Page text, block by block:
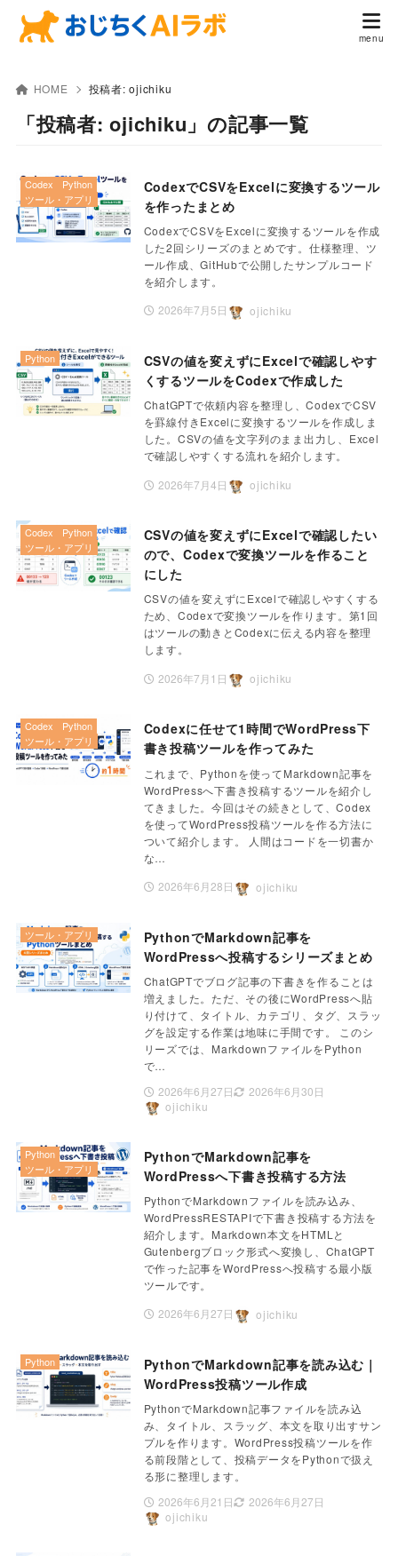
HOME 投稿者:ojichiku
「投稿者: ojichiku」の記事一覧
CodexでCSVをExcelに変換するツール
を作ったまとめ
CodexでCSVをExcelに変換するツールを作成
した2回シリーズのまとめです。仕様整理、ツ
ール作成、GitHubで公開したサンプルコード
を紹介します。
2026年7月5日
Codex
Python
ツール・アプリ
ojichiku
CSVの値を変えずにExcelで確認しやす
くするツールをCodexで作成した
ChatGPTで依頼内容を整理し、CodexでCSV
を罫線付きExcelに変換するツールを作成しま
した。CSVの値を文字列のまま出力し、Excel
で確認しやすくする流れを紹介します。
2026年7月4日
Python
ojichiku
CSVの値を変えずにExcelで確認したい
ので、Codexで変換ツールを作ること
にした
CSVの値を変えずにExcelで確認しやすくする
ため、Codexで変換ツールを作ります。第1回
はツールの動きとCodexに伝える内容を整理
します。
2026年7月1日
Codex
Python
ツール・アプリ
ojichiku
Codexに任せて1時間でWordPress下
書き投稿ツールを作ってみた
これまで、Pythonを使ってMarkdown記事を
WordPressへ下書き投稿するツールを紹介し
てきました。今回はその続きとして、Codex
を使ってWordPress投稿ツールを作る方法に
ついて紹介します。 人間はコードを一切書か
な…
2026年6月28日
Codex
Python
ツール・アプリ
ojichiku
PythonでMarkdown記事を
WordPressへ投稿するシリーズまとめ
ChatGPTでブログ記事の下書きを作ることは
増えました。ただ、その後にWordPressへ貼
り付けて、タイトル、カテゴリ、タグ、スラッ
グを設定する作業は地味に手間です。 このシ
リーズでは、MarkdownファイルをPython
で…
2026年6月27日
2026年6月30日
ツール・アプリ
ojichiku
PythonでMarkdown記事を
WordPressへ下書き投稿する方法
PythonでMarkdownファイルを読み込み、
WordPressRESTAPIで下書き投稿する方法を
紹介します。Markdown本文をHTMLと
Gutenbergブロック形式へ変換し、ChatGPT
で作った記事をWordPressへ投稿する最小版
ツールです。
2026年6月27日
Python
ツール・アプリ
ojichiku
PythonでMarkdown記事を読み込む｜
WordPress投稿ツール作成
PythonでMarkdown記事ファイルを読み込
み、タイトル、スラッグ、本文を取り出すサン
プルを作ります。WordPress投稿ツールを作
る前段階として、投稿データをPythonで扱え
る形に整理します。
2026年6月21日
2026年6月27日
Python
ojichiku